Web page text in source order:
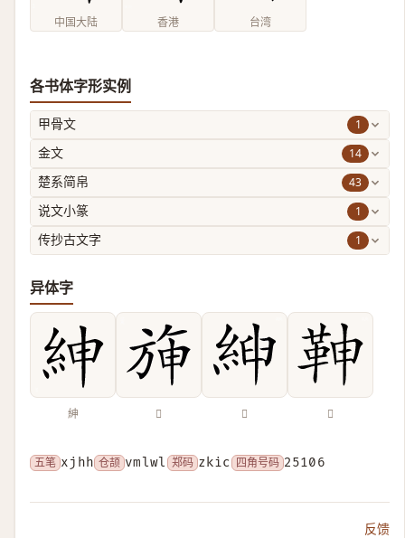
中国大陆 香港 台湾
各书体字形实例
甲骨文 1
金文 14
楚系简帛 43
说文小篆 1
传抄古文字 1
异体字
紳 𣃵 𦁴 𩉼
五笔 xjhh 仓颉 vmlwl 郑码 zkic 四角号码 25106
反馈